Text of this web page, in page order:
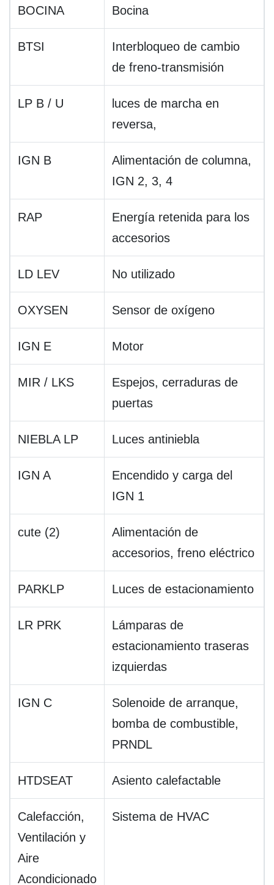
BOCINA Bocina
BTSI
Interbloqueo de cambio
de freno-transmisión
LP B / U
luces de marcha en
reversa,
IGN B
Alimentación de columna,
IGN 2, 3, 4
RAP
Energía retenida para los
accesorios
LD LEV No utilizado
OXYSEN Sensor de oxígeno
IGN E Motor
MIR / LKS
Espejos, cerraduras de
puertas
NIEBLA LP Luces antiniebla
IGN A
Encendido y carga del
IGN 1
cute (2)
Alimentación de
accesorios, freno eléctrico
PARKLP Luces de estacionamiento
LR PRK
Lámparas de
estacionamiento traseras
izquierdas
IGN C
Solenoide de arranque,
bomba de combustible,
PRNDL
HTDSEAT Asiento calefactable
Calefacción,
Ventilación y
Aire
Acondicionado
Sistema de HVAC